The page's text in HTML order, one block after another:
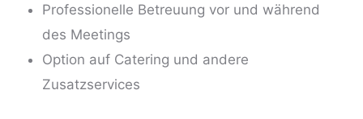
Professionelle Betreuung vor und während
des Meetings
Option auf Catering und andere
Zusatzservices